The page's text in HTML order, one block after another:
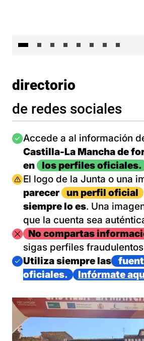
directorio
de redes sociales
Imagen
Accede a al información
Castilla-La Mancha de
en
los perfiles oficiales.
Imagen
El logo de la Junta o una
parecer
un perfil oficial
siempre lo es. Una
que la cuenta sea
ImagenNo compartas
sigas perfiles
Imagen
Utiliza siempre las
oficiales.
Infórmate